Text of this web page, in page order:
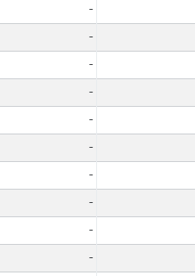
-
-
-
-
-
-
-
-
-
-